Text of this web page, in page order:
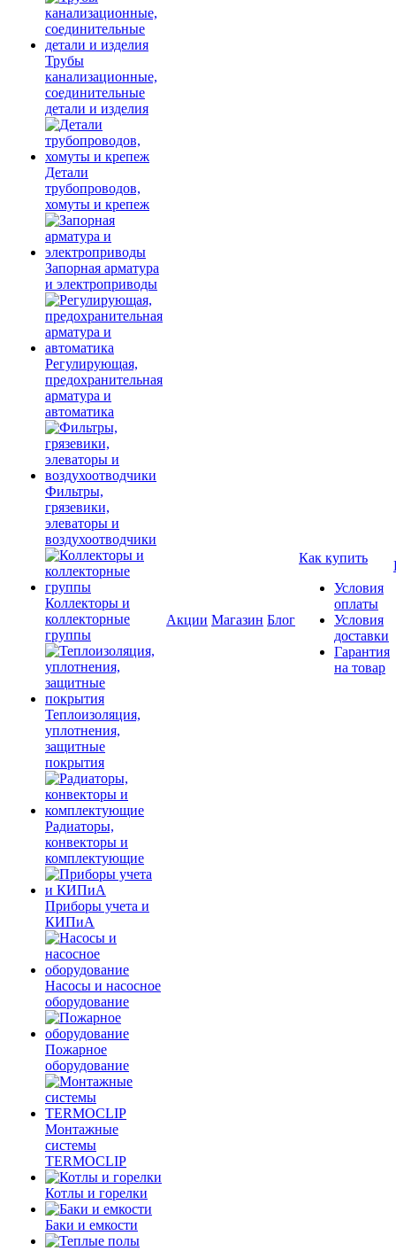
Трубы
канализационные,
соединительные
детали и изделия
Детали
трубопроводов,
хомуты и крепеж
Запорная арматура
и электроприводы
Регулирующая,
предохранительная
арматура и
автоматика
Фильтры,
грязевики,
элеваторы и
воздухоотводчики
Коллекторы и
коллекторные
группы
Теплоизоляция,
уплотнения,
защитные
покрытия
Радиаторы,
конвекторы и
комплектующие
Приборы учета и
КИПиА
Насосы и насосное
оборудование
Пожарное
оборудование
Монтажные
системы
TERMOCLIP
Котлы и горелки
Баки и емкости
Акции Магазин Блог
Как купить
Условия
оплаты
Условия
доставки
Гарантия
на товар